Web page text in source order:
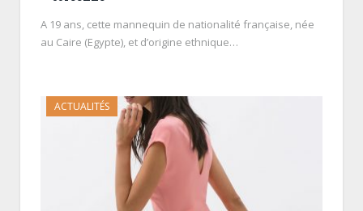
A 19 ans, cette mannequin de nationalité française, née
au Caire (Egypte), et d’origine ethnique…
ACTUALITÉS